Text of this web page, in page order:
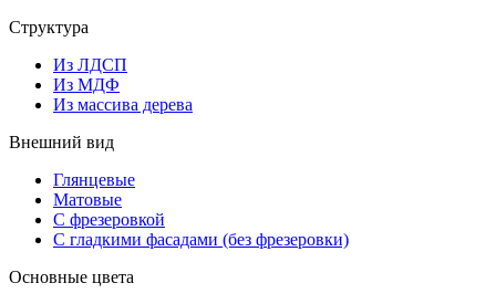
Структура
Из ЛДСП
Из МДФ
Из массива дерева
Внешний вид
Глянцевые
Матовые
С фрезеровкой
С гладкими фасадами (без фрезеровки)
Основные цвета